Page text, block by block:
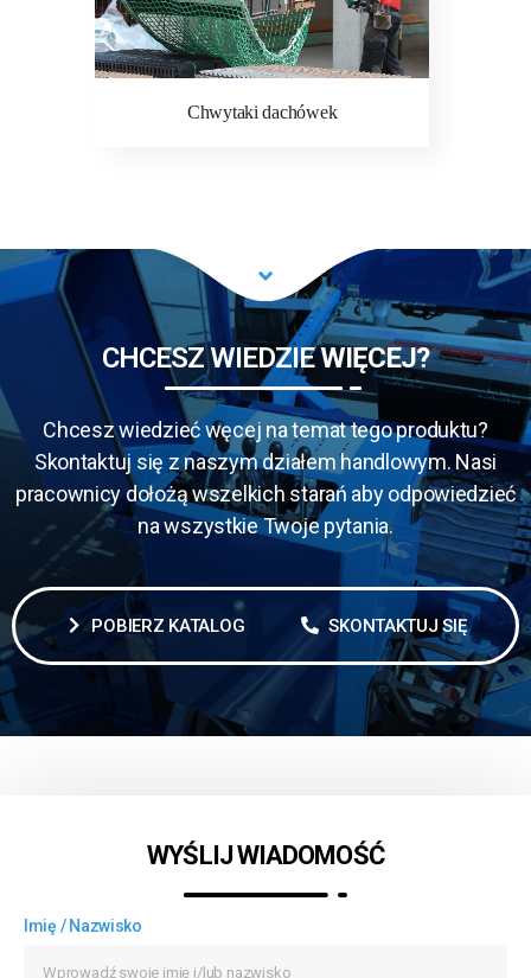
Chwytaki dachówek
CHCESZ WIEDZIEWIĘCEJ?
Chcesz wiedzieć węcej na temat tego produktu?
Skontaktuj się z naszym działem handlowym. Nasi
pracownicy dołożą wszelkich starań aby odpowiedzieć
na wszystkie Twoje pytania.
POBIERZ KATALOG SKONTAKTUJ SIĘ
WYŚLIJ WIADOMOŚĆ
Imię / Nazwisko